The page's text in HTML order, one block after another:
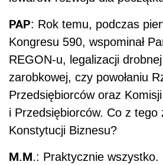
PAP: Rok temu, podczas
Kongresu 590, wspominał
REGON-u, legalizacji drobnej
zarobkowej, czy powołaniu
Przedsiębiorców oraz
i Przedsiębiorców. Co z tego
Konstytucji Biznesu?
M.M.: Praktycznie wszystko.